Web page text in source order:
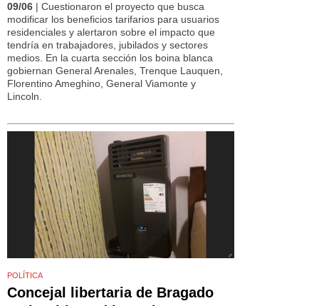
09/06 | Cuestionaron el proyecto que busca
modificar los beneficios tarifarios para usuarios
residenciales y alertaron sobre el impacto que
tendría en trabajadores, jubilados y sectores
medios. En la cuarta sección los boina blanca
gobiernan General Arenales, Trenque Lauquen,
Florentino Ameghino, General Viamonte y
Lincoln.
POLÍTICA
Concejal libertaria de Bragado